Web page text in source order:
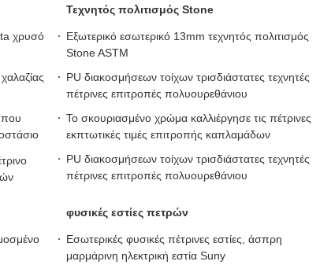
χρυσό
που
Τεχνητός πολιτισμός Stone
Εξωτερικό εσωτερικό 13mm τεχνητός πολιτισμός
Stone ASTM
PU διακοσμήσεων τοίχων τρισδιάστατες τεχνητές
πέτρινες επιτροπές πολυουρεθάνιου
Το σκουριασμένο χρώμα καλλιέργησε τις πέτρινες
εκπτωτικές τιμές επιτροπής καπλαμάδων
PU διακοσμήσεων τοίχων τρισδιάστατες τεχνητές
πέτρινες επιτροπές πολυουρεθάνιου
φυσικές εστίες πετρών
Εσωτερικές φυσικές πέτρινες εστίες, άσπρη
μαρμάρινη ηλεκτρική εστία Suny